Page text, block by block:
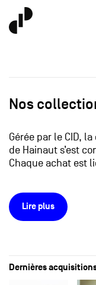
Nos
Gérée par le CID,
de Hainaut s’est
Chaque achat est
Lire plus
Dernières